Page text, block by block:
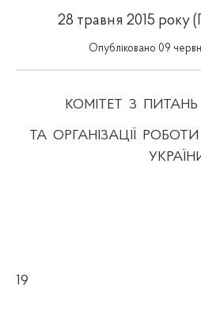
28 травня 2015 року
Опубліковано 09
КОМІТЕТ З ПИТАНЬ
ТА ОРГАНІЗАЦІЇ РОБОТИ
19